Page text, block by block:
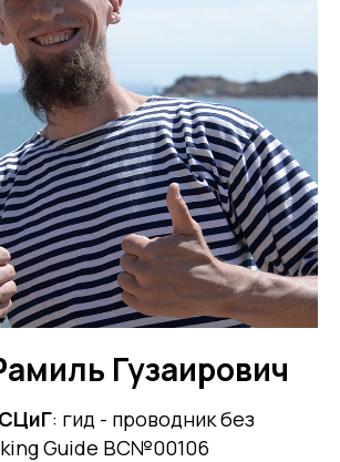
Гузаирович
: гид - проводник без
Guide ВС№00106